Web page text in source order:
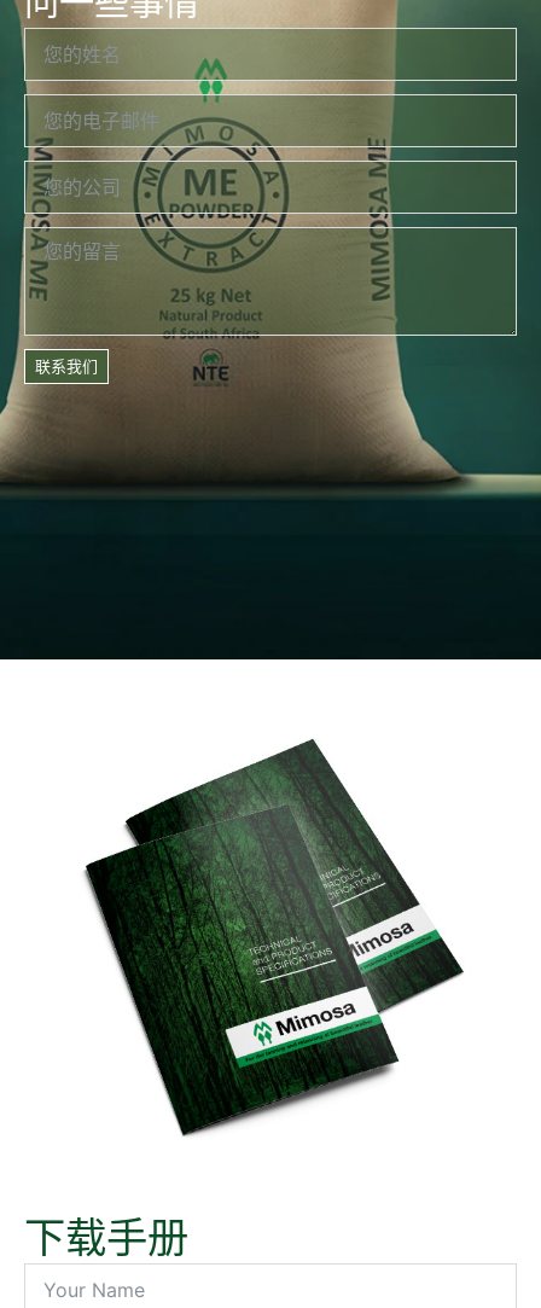
联系我们
下载手册​